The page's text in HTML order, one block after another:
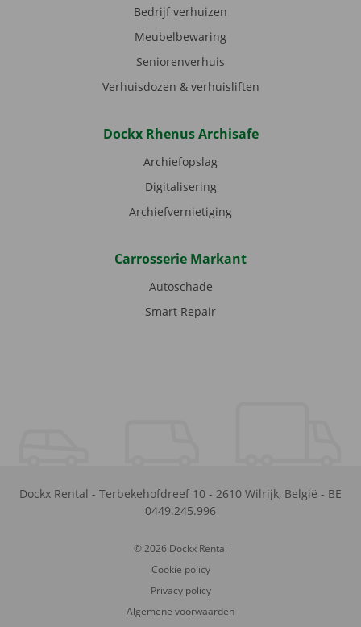
Bedrijf verhuizen
Meubelbewaring
Seniorenverhuis
Verhuisdozen & verhuisliften
Dockx Rhenus Archisafe
Archiefopslag
Digitalisering
Archiefvernietiging
Carrosserie Markant
Autoschade
Smart Repair
Dockx Rental - Terbekehofdreef 10 - 2610 Wilrijk, België - BE
0449.245.996
© 2026 Dockx Rental
Cookie policy
Privacy policy
Algemene voorwaarden